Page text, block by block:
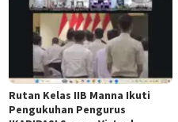
Rutan Kelas IIB Manna Ikuti
Pengukuhan Pengurus